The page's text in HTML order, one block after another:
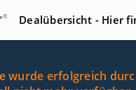
Dealübersicht - Hier
wurde erfolgreich